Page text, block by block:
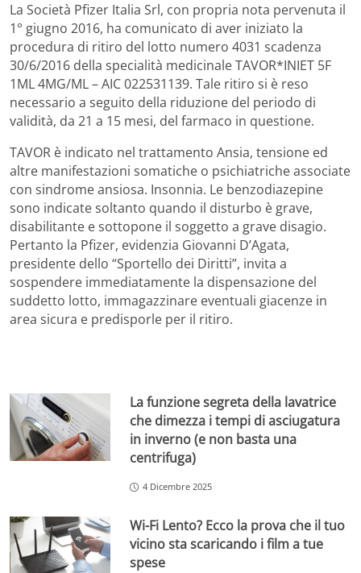
La Società Pfizer Italia Srl, con propria nota pervenuta il
1° giugno 2016, ha comunicato di aver iniziato la
procedura di ritiro del lotto numero 4031 scadenza
30/6/2016 della specialità medicinale TAVOR*INIET 5F
1ML 4MG/ML – AIC 022531139. Tale ritiro si è reso
necessario a seguito della riduzione del periodo di
validità, da 21 a 15 mesi, del farmaco in questione.
TAVOR è indicato nel trattamento Ansia, tensione ed
altre manifestazioni somatiche o psichiatriche associate
con sindrome ansiosa. Insonnia. Le benzodiazepine
sono indicate soltanto quando il disturbo è grave,
disabilitante e sottopone il soggetto a grave disagio.
Pertanto la Pfizer, evidenzia Giovanni D’Agata,
presidente dello “Sportello dei Diritti”, invita a
sospendere immediatamente la dispensazione del
suddetto lotto, immagazzinare eventuali giacenze in
area sicura e predisporle per il ritiro.
La funzione segreta della lavatrice
che dimezza i tempi di asciugatura
in inverno (e non basta una
centrifuga)
4 Dicembre 2025
Wi-Fi Lento? Ecco la prova che il tuo
vicino sta scaricando i film a tue
spese